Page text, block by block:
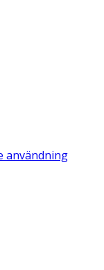
användning